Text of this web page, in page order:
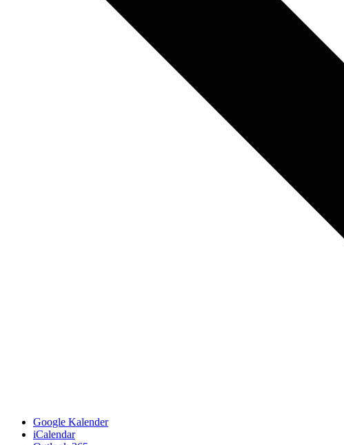
Google Kalender
iCalendar